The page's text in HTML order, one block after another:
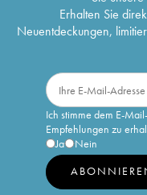
Erhalten Sie
Neuentdeckungen,
Ich stimme dem E-
Empfehlungen zu
Ja
Nein